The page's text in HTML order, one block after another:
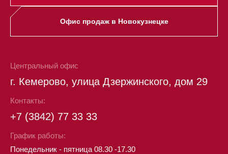
Офис продаж в Новокузнецке
Центральный офис
г. Кемерово, улица Дзержинского, дом 29
Контакты:
+7 (3842) 77 33 33
График работы:
Понедельник - пятница 08.30 -17.30